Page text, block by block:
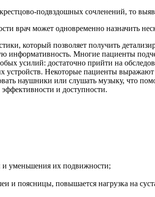
подвздошных сочленений, то
врач может одновременно назначить
который позволяет получить
информативность. Многие пациенты
усилий: достаточно прийти на
Некоторые пациенты выражают
наушники или слушать музыку, что
и доступности.
и уменьшения их подвижности;
и поясницы, повышается нагрузка на